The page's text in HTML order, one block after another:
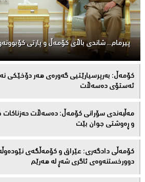
پیرمام.. شاندی باڵای كۆمه‌ڵ و پارتی
كۆمەڵ: بەرپرسیارێتیی گەورەی هەر دۆخێکی
ئەستۆی دەسەڵات
مەڵبەندى سۆرانى کۆمەڵ: دەسەڵات
و ڕەوشتى جوان بێت
کۆمەڵى دادگەرى: عێراق و كۆمەڵگەی
دوورخستنەوەى ئاگری شەڕ لە هەرێم